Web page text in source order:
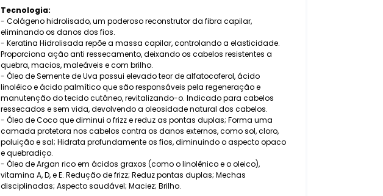
Tecnologia:
- Colágeno hidrolisado, um poderoso reconstrutor da fibra capilar,
eliminando os danos dos fios.
- Keratina Hidrolisada repõe a massa capilar, controlando a elasticidade.
Proporciona ação anti ressecamento, deixando os cabelos resistentes a
quebra, macios, maleáveis e com brilho.
- Óleo de Semente de Uva possui elevado teor de alfatocoferol, ácido
linolêico e ácido palmítico que são responsáveis pela regeneração e
manutenção do tecido cutâneo, revitalizando-o. Indicado para cabelos
ressecados e sem vida, devolvendo a oleosidade natural dos cabelos.
- Óleo de Coco que diminui o frizz e reduz as pontas duplas; Forma uma
camada protetora nos cabelos contra os danos externos, como sol, cloro,
poluição e sal; Hidrata profundamente os fios, diminuindo o aspecto opaco
e quebradiço.
- Óleo de Argan rico em ácidos graxos (como o linolênico e o oleico),
vitamina A, D, e E. Redução de frizz; Reduz pontas duplas; Mechas
disciplinadas; Aspecto saudável; Maciez; Brilho.